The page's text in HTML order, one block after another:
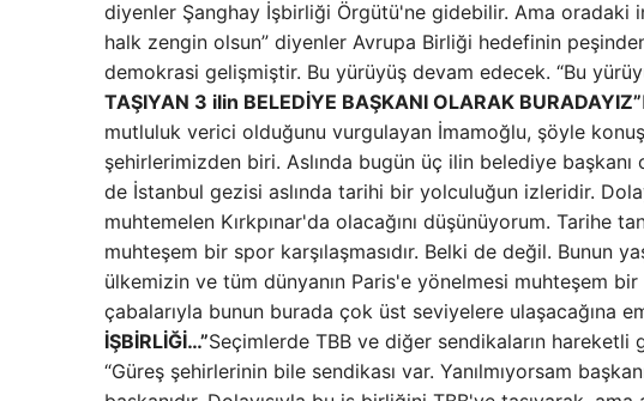
diyenler Şanghay İşbirliği Örgütü'ne gidebilir. Ama oradaki
halk zengin olsun” diyenler Avrupa Birliği hedefinin
demokrasi gelişmiştir. Bu yürüyüş devam edecek. “Bu
TAŞIYAN 3 ilin BELEDİYE BAŞKANI OLARAK BURADAYIZ”
mutluluk verici olduğunu vurgulayan İmamoğlu, şöyle
şehirlerimizden biri. Aslında bugün üç ilin belediye
de İstanbul gezisi aslında tarihi bir yolculuğun izleridir.
muhtemelen Kırkpınar'da olacağını düşünüyorum. Tarihe
muhteşem bir spor karşılaşmasıdır. Belki de değil. Bunun
ülkemizin ve tüm dünyanın Paris'e yönelmesi muhteşem bir
çabalarıyla bunun burada çok üst seviyelere ulaşacağına
İŞBİRLİĞİ…”Seçimlerde TBB ve diğer sendikaların
“Güreş şehirlerinin bile sendikası var. Yanılmıyorsam